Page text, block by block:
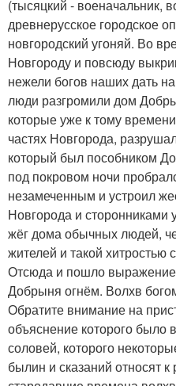
(тысяцкий - военачальник,
древнерусское городское
новгородский угоняй. Во
Новгороду и повсюду
нежели богов наших дать
люди разгромили дом
которые уже к тому
частях Новгорода,
который был пособником
под покровом ночи
незамеченным и устроил
Новгорода и
жёг дома обычных людей,
жителей и такой хитростью
Отсюда и пошло
Добрыня огнём. Волхв
Обратите внимание на
объяснение которого
соловей, которого
былин и сказаний относят